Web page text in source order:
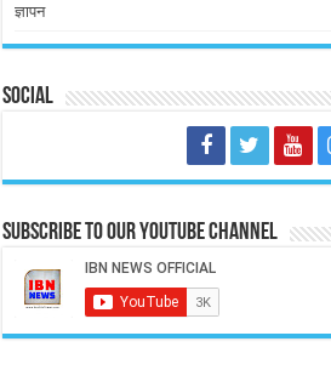
ज्ञापन
Social
Subscribe to our Youtube Channel